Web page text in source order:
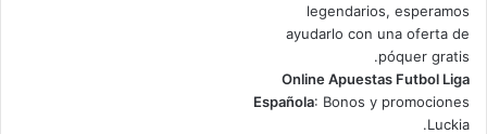
legendarios, esperamos
ayudarlo con una oferta de
póquer gratis.
Online Apuestas Futbol Liga
Española: Bonos y promociones
Luckia.